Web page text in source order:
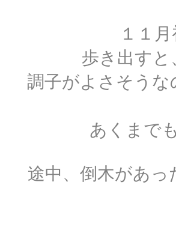
１１
歩き出す
調子がよさそう
あくまで
途中、倒木があ